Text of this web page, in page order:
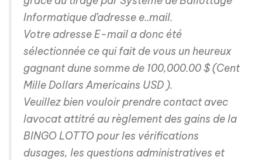
Informatique d’adresse e..mail.
Votre adresse E-mail a donc été
sélectionnée ce qui fait de vous un heureux
gagnant dune somme de 100,000.00 $ (Cent
Mille Dollars Americains USD ).
Veuillez bien vouloir prendre contact avec
lavocat attitré au règlement des gains de la
BINGO LOTTO pour les vérifications
dusages, les questions administratives et